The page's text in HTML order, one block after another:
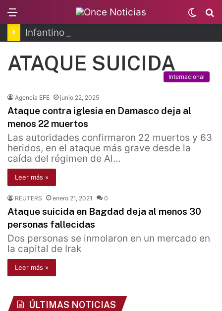
Switch
skin
ATAQUE SUICIDA
Internacional
Agencia EFE junio 22, 2025
Ataque contra iglesia en Damasco deja al
menos 22 muertos
Las autoridades confirmaron 22 muertos y 63
heridos, en el ataque más grave desde la
caída del régimen de Al…
Leer más »
REUTERS enero 21, 2021 0
Ataque suicida en Bagdad deja al menos 30
personas fallecidas
Dos personas se inmolaron en un mercado en
la capital de Irak
Leer más »
ÚLTIMAS NOTICIAS